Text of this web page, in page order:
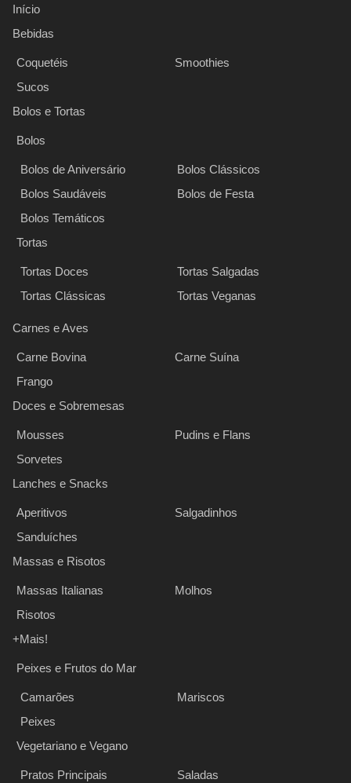
Início
Bebidas
Coquetéis
Smoothies
Sucos
Bolos e Tortas
Bolos
Bolos de Aniversário
Bolos Clássicos
Bolos Saudáveis
Bolos de Festa
Bolos Temáticos
Tortas
Tortas Doces
Tortas Salgadas
Tortas Clássicas
Tortas Veganas
Carnes e Aves
Carne Bovina
Carne Suína
Frango
Doces e Sobremesas
Mousses
Pudins e Flans
Sorvetes
Lanches e Snacks
Aperitivos
Salgadinhos
Sanduíches
Massas e Risotos
Massas Italianas
Molhos
Risotos
+Mais!
Peixes e Frutos do Mar
Camarões
Mariscos
Peixes
Vegetariano e Vegano
Pratos Principais
Saladas